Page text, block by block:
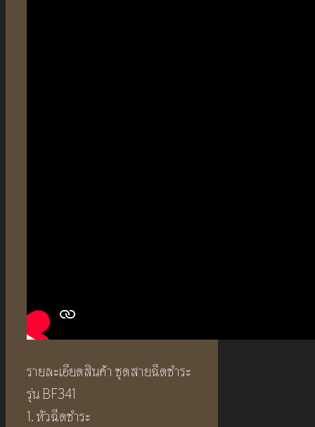
รายละเอียดสินค้า ชุดสายฉีดชำระ
รุ่น BF341
1. หัวฉีดชำระ